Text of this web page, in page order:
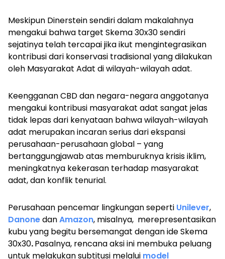
Meskipun Dinerstein sendiri dalam makalahnya
mengakui bahwa target Skema 30x30 sendiri
sejatinya telah tercapai jika ikut mengintegrasikan
kontribusi dari konservasi tradisional yang dilakukan
oleh Masyarakat Adat di wilayah-wilayah adat.
Keengganan CBD dan negara-negara anggotanya
mengakui kontribusi masyarakat adat sangat jelas
tidak lepas dari kenyataan bahwa wilayah-wilayah
adat merupakan incaran serius dari ekspansi
perusahaan-perusahaan global – yang
bertanggungjawab atas memburuknya krisis iklim,
meningkatnya kekerasan terhadap masyarakat
adat, dan konflik tenurial.
Perusahaan pencemar lingkungan seperti Unilever,
DanonedanAmazon, misalnya, merepresentasikan
kubu yang begitu bersemangat dengan ide Skema
30x30.Pasalnya, rencana aksi ini membuka peluang
untuk melakukan subtitusi melalui model